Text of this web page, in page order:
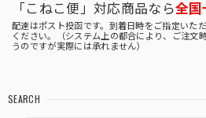
「こねこ便」対応商品なら全国
配達はポスト投函です。到着日時をご指定いた
ください。（システム上の都合により、ご注文
うのですが実際には承れません）
SEARCH